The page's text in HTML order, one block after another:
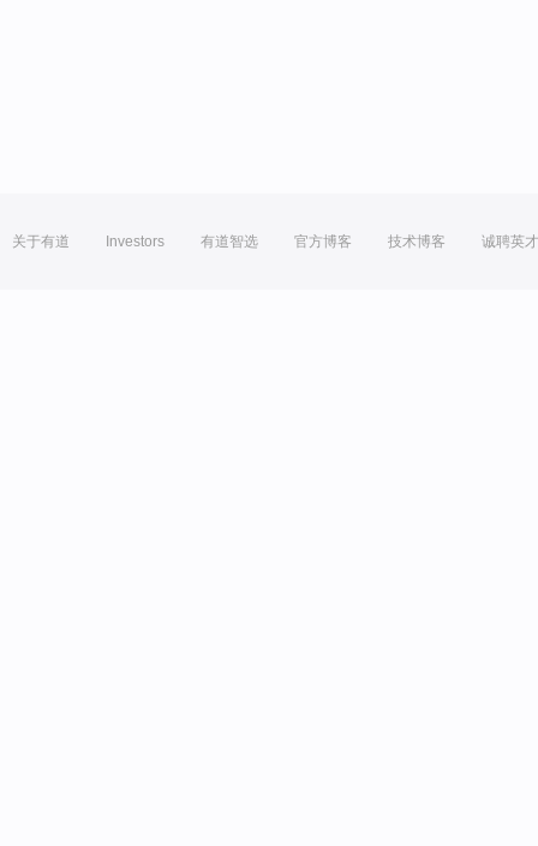
关于有道 Investors 有道智选 官方博客 技术博客 诚聘英才